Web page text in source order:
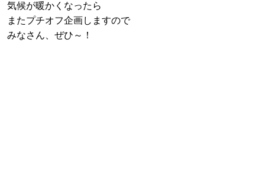
気候が暖かくなったら
またプチオフ企画しますので
みなさん、ぜひ～！